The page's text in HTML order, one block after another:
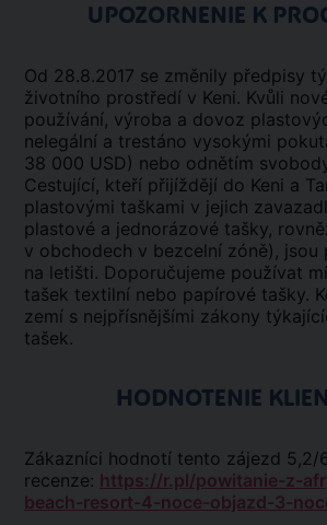
UPOZORNENIE K
Od 28.8.2017 se změnily předpisy
životního prostředí v Keni. Kvůli
používání, výroba a dovoz
nelegální a trestáno vysokými
38 000 USD) nebo odnětím
Cestující, kteří přijíždějí do Keni a
plastovými taškami v jejich
plastové a jednorázové tašky,
v obchodech v bezcelní zóně), jsou
na letišti. Doporučujeme používat
tašek textilní nebo papírové tašky.
zemí s nejpřísnějšími zákony
tašek.
HODNOTENIE
Zákazníci hodnotí tento zájezd 5,2/
recenze: https://r.pl/powitanie-z-
beach-resort-4-noce-objazd-3-